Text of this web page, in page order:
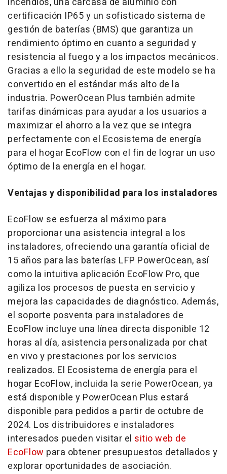
certificación IP65 y un sofisticado sistema de
gestión de baterías (BMS) que garantiza un
rendimiento óptimo en cuanto a seguridad y
resistencia al fuego y a los impactos mecánicos.
Gracias a ello la seguridad de este modelo se ha
convertido en el estándar más alto de la
industria. PowerOcean Plus también admite
tarifas dinámicas para ayudar a los usuarios a
maximizar el ahorro a la vez que se integra
perfectamente con el Ecosistema de energía
para el hogar EcoFlow con el fin de lograr un uso
óptimo de la energía en el hogar.
Ventajas y disponibilidad para los instaladores
EcoFlow se esfuerza al máximo para
proporcionar una asistencia integral a los
instaladores, ofreciendo una garantía oficial de
15 años para las baterías LFP PowerOcean, así
como la intuitiva aplicación EcoFlow Pro, que
agiliza los procesos de puesta en servicio y
mejora las capacidades de diagnóstico. Además,
el soporte posventa para instaladores de
EcoFlow incluye una línea directa disponible 12
horas al día, asistencia personalizada por chat
en vivo y prestaciones por los servicios
realizados. El Ecosistema de energía para el
hogar EcoFlow, incluida la serie PowerOcean, ya
está disponible y PowerOcean Plus estará
disponible para pedidos a partir de octubre de
2024. Los distribuidores e instaladores
interesados pueden visitar el sitio web de
EcoFlow para obtener presupuestos detallados y
explorar oportunidades de asociación.